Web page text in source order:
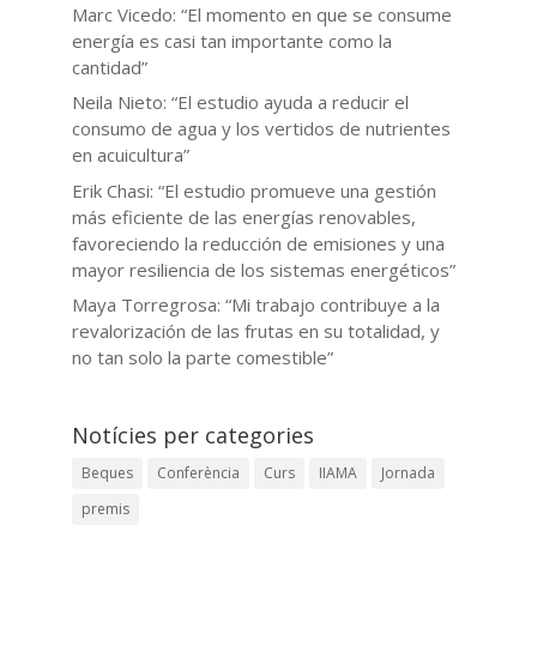
Marc Vicedo: “El momento en que se consume
energía es casi tan importante como la
cantidad”
Neila Nieto: “El estudio ayuda a reducir el
consumo de agua y los vertidos de nutrientes
en acuicultura”
Erik Chasi: “El estudio promueve una gestión
más eficiente de las energías renovables,
favoreciendo la reducción de emisiones y una
mayor resiliencia de los sistemas energéticos”
Maya Torregrosa: “Mi trabajo contribuye a la
revalorización de las frutas en su totalidad, y
no tan solo la parte comestible”
Notícies per categories
Beques Conferència Curs IIAMA
Jornada
premis